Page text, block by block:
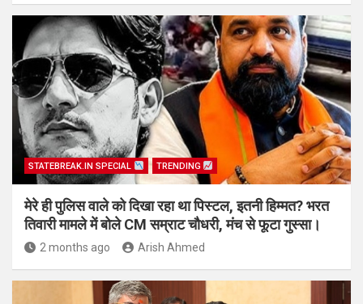
STATEBREAK.IN SPECIAL TRENDING
मेरे ही पुलिस वाले को दिखा रहा था पिस्टल, इतनी हिम्मत? भरत
तिवारी मामले में बोले CM सम्राट चौधरी, मंच से फूटा गुस्सा।
2 months ago Arish Ahmed